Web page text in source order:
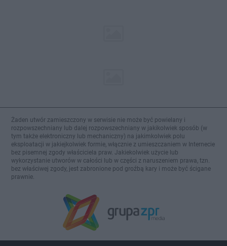
Żaden utwór zamieszczony w serwisie nie może być powielany i
rozpowszechniany lub dalej rozpowszechniany w jakikolwiek sposób (w
tym także elektroniczny lub mechaniczny) na jakimkolwiek polu
eksploatacji w jakiejkolwiek formie, włącznie z umieszczaniem w Internecie
bez pisemnej zgody właściciela praw. Jakiekolwiek użycie lub
wykorzystanie utworów w całości lub w części z naruszeniem prawa, tzn.
bez właściwej zgody, jest zabronione pod groźbą kary i może być ścigane
prawnie.